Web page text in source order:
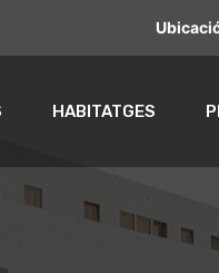
HABITATGES